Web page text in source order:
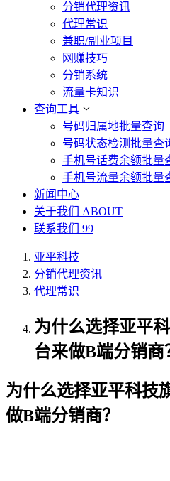
分销代理资讯
代理常识
兼职/副业项目
网赚技巧
分销系统
流量卡知识
查询工具
号码归属地批量查询
号码状态检测批量查
手机号话费余额批量
手机号流量余额批量
新闻中心
关于我们 ABOUT
联系我们 99
亚平科技
分销代理资讯
代理常识
为什么选择亚平
台来做B端分销商
为什么选择亚平科技
做B端分销商？